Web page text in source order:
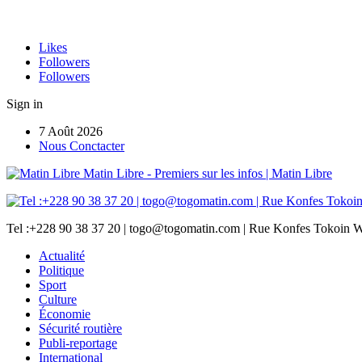
Likes
Followers
Followers
Sign in
7 Août 2026
Nous Conctacter
Matin Libre - Premiers sur les infos | Matin Libre
Tel :+228 90 38 37 20 | togo@togomatin.com | Rue Konfes Tokoin
Actualité
Politique
Sport
Culture
Économie
Sécurité routière
Publi-reportage
International